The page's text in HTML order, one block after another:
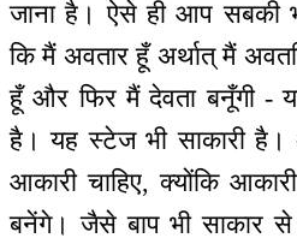
जाना है। ऐसे ही आप सबकी
कि मैं अवतार हूँ अर्थात् मैं
हूँ और फिर मैं देवता बनूँगी -
है। यह स्टेज भी साकारी
आकारी चाहिए, क्योंकि
बनेंगे। जैसे बाप भी साकार